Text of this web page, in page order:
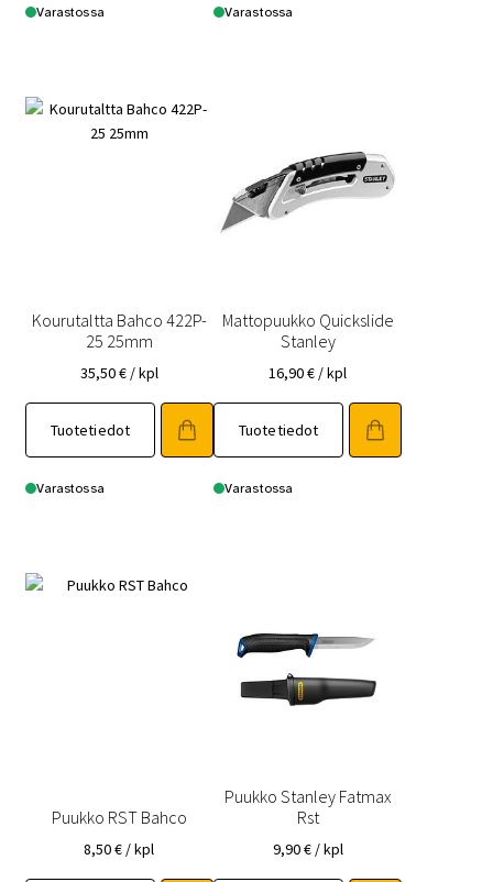
Varastossa Varastossa
Kourutaltta Bahco 422P-
25 25mm
35,50€ / kpl
Tuotetiedot
Varastossa
Mattopuukko Quickslide
Stanley
16,90€ / kpl
Tuotetiedot
Varastossa
Puukko RST Bahco
8,50€ / kpl
Puukko Stanley Fatmax
Rst
9,90€ / kpl